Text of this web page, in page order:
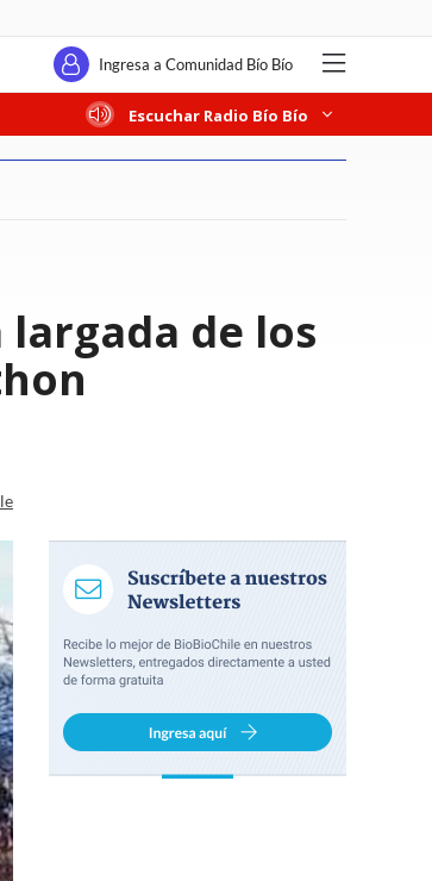
Ingresa a Comunidad Bío Bío
Escuchar Radio Bío Bío
de los